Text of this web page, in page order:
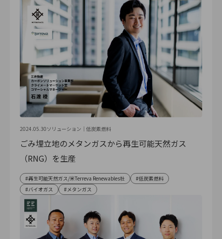
2024.05.30ソリューション｜ 低炭素燃料
ごみ埋立地のメタンガスから再生可能天然ガス
（RNG）を生産
再生可能天然ガス/米Terreva Renewables社
低炭素燃料
バイオガス
メタンガス